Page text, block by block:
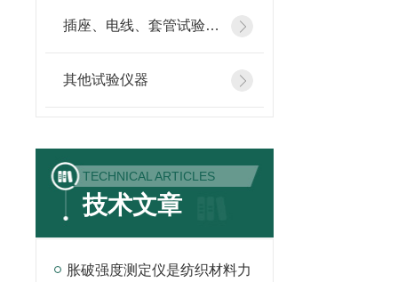
插座、电线、套管试验仪器
其他试验仪器
TECHNICAL ARTICLES
技术文章
胀破强度测定仪是纺织材料力